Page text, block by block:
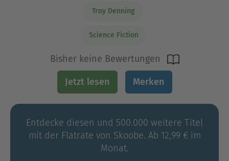
Troy Denning
Science Fiction
Bisher keine Bewertungen
Jetzt lesen Merken
Entdecke diesen und 500.000 weitere Titel
mit der Flatrate von Skoobe. Ab 12,99 € im
Monat.